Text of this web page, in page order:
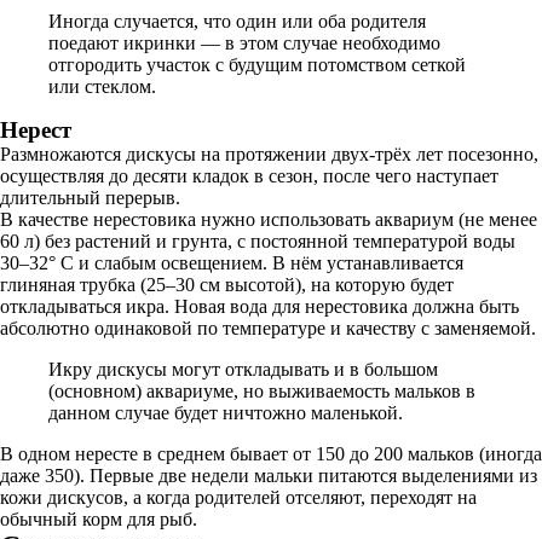
Иногда случается, что один или оба родителя
поедают икринки — в этом случае необходимо
отгородить участок с будущим потомством сеткой
или стеклом.
Нерест
Размножаются дискусы на протяжении двух-трёх лет посезонно,
осуществляя до десяти кладок в сезон, после чего наступает
длительный перерыв.
В качестве нерестовика нужно использовать аквариум (не менее
60 л) без растений и грунта, с постоянной температурой воды
30–32° C и слабым освещением. В нём устанавливается
глиняная трубка (25–30 см высотой), на которую будет
откладываться икра. Новая вода для нерестовика должна быть
абсолютно одинаковой по температуре и качеству с заменяемой.
Икру дискусы могут откладывать и в большом
(основном) аквариуме, но выживаемость мальков в
данном случае будет ничтожно маленькой.
В одном нересте в среднем бывает от 150 до 200 мальков (иногда
даже 350). Первые две недели мальки питаются выделениями из
кожи дискусов, а когда родителей отселяют, переходят на
обычный корм для рыб.